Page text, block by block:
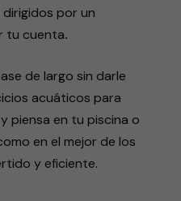
por un
tu cuenta.
de largo sin darle
acuáticos para
piensa en tu piscina o
en el mejor de los
y eficiente.